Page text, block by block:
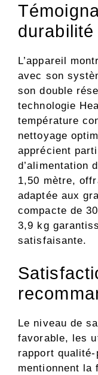
L’appareil
avec son
son double
technologie
température
nettoyage
apprécient
d’alimentation
1,50 mètre,
adaptée aux
compacte de
3,9 kg
satisfaisante.
Le niveau de
favorable, les
rapport
mentionnent la